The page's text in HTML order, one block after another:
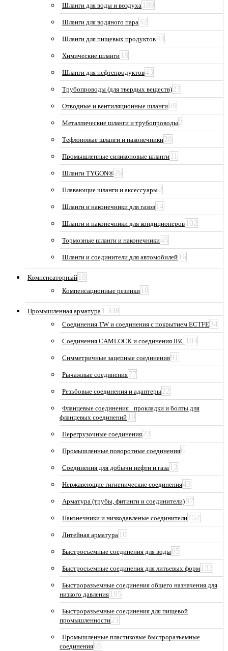
Шланги для воды и воздуха 189
Шланги для водяного пара32
Шланги для пищевых продуктов43
Химические шланги 18
Шланги для нефтепродуктов43
Трубопроводы (для твердых веществ)23
Отводные и вентиляционные шланги69
Металлические шланги и трубопроводы2
Тефлоновые шланги и наконечники28
Промышленные силиконовые шланги 11
Шланги TYGON®26
Плавающие шланги и аксессуары2
Шланги и наконечники для газов 14
Шланги и наконечники для кондиционеров 102
Тормозные шланги и наконечники45
Шланги и соединители для автомобилей 16
Компенсаторный 18
Компенсационные резинки 18
Промышленная арматура 1 338
Соединения TW и соединения с покрытием ECTFE34
Соединения CAMLOCK и соединения IBC 103
Симметричные зацепные соединения91
Рычажные соединения77
Резьбовые соединения и адаптеры22
Фланцевые соединения_ прокладки и болты для
фланцевых соединений 19
Перегрузочные соединения23
Промышленные поворотные соединения6
Соединения для добычи нефти и газа 13
Нержавеющие гигиенические соединения43
Арматура (трубы, фитинги и соединители)87
Наконечники и низкодавленые соединители 152
Литейная арматура 10
Быстросъемные соединения для воды85
Быстросъемные соединения для литьевых форм 133
Быстроразъемные соединения общего назначения для
низкого давления 195
Быстроразъемные соединения для пищевой
промышленности21
Промышленные пластиковые быстроразъемные
соединения65